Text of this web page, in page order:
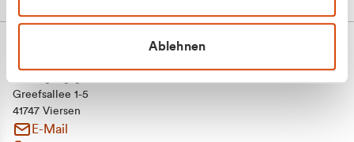
Ablehnen
Greefsallee 1-5
41747 Viersen
E-Mail